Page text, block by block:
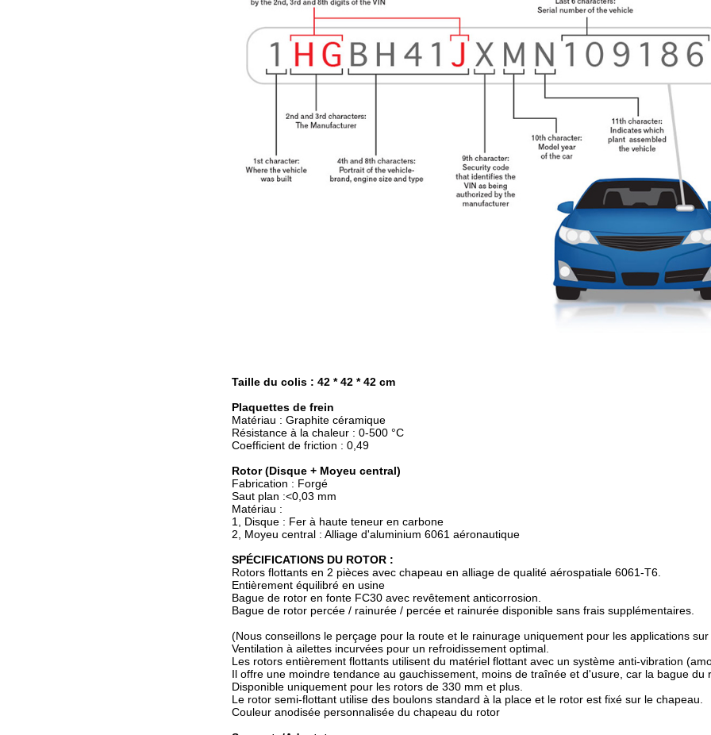
Taille du colis : 42 * 42 * 42 cm
Plaquettes de frein
Matériau : Graphite céramique
Résistance à la chaleur : 0-500 °C
Coefficient de friction : 0,49
Rotor (Disque + Moyeu central)
Fabrication : Forgé
Saut plan :<0,03 mm
Matériau :
1, Disque : Fer à haute teneur en carbone
2, Moyeu central : Alliage d'aluminium 6061 aéronautique
SPÉCIFICATIONS DU ROTOR :
Rotors flottants en 2 pièces avec chapeau en alliage de qualité aérospatiale 6061-T6.
Entièrement équilibré en usine
Bague de rotor en fonte FC30 avec revêtement anticorrosion.
Bague de rotor percée / rainurée / percée et rainurée disponible sans frais supplémentaires.
(Nous conseillons le perçage pour la route et le rainurage uniquement pour les applications
Ventilation à ailettes incurvées pour un refroidissement optimal.
Les rotors entièrement flottants utilisent du matériel flottant avec un système anti-vibration
Il offre une moindre tendance au gauchissement, moins de traînée et d'usure, car la bague du
Disponible uniquement pour les rotors de 330 mm et plus.
Le rotor semi-flottant utilise des boulons standard à la place et le rotor est fixé sur le chapeau.
Couleur anodisée personnalisée du chapeau du rotor